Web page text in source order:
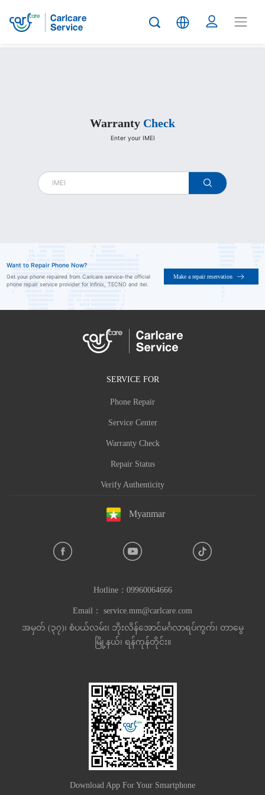
Carlcare
check
Warranty Check
Enter your IMEI
Want to Repair Phone Now?
Get your phone repaired from Carlcare service-the official
phone repair service provider for Infinix, TECNO and itel.
Make a repair reservation
SERVICE FOR
Phone Repair
Service Center
Warranty Check
Repair Status
Verify Authenticity
Myanmar
Hotline： 09960064666
Email： service.mm@carlcare.com
အမှတ် (၃၇)၊ စံပယ်လမ်း၊ ဘိုးလိန်အောင်မင်္ဂလာရပ်ကွက်၊ တာမွေ
မြို့နယ်၊ ရန်ကုန်တိုင်း။
Download App For Your Smartphone